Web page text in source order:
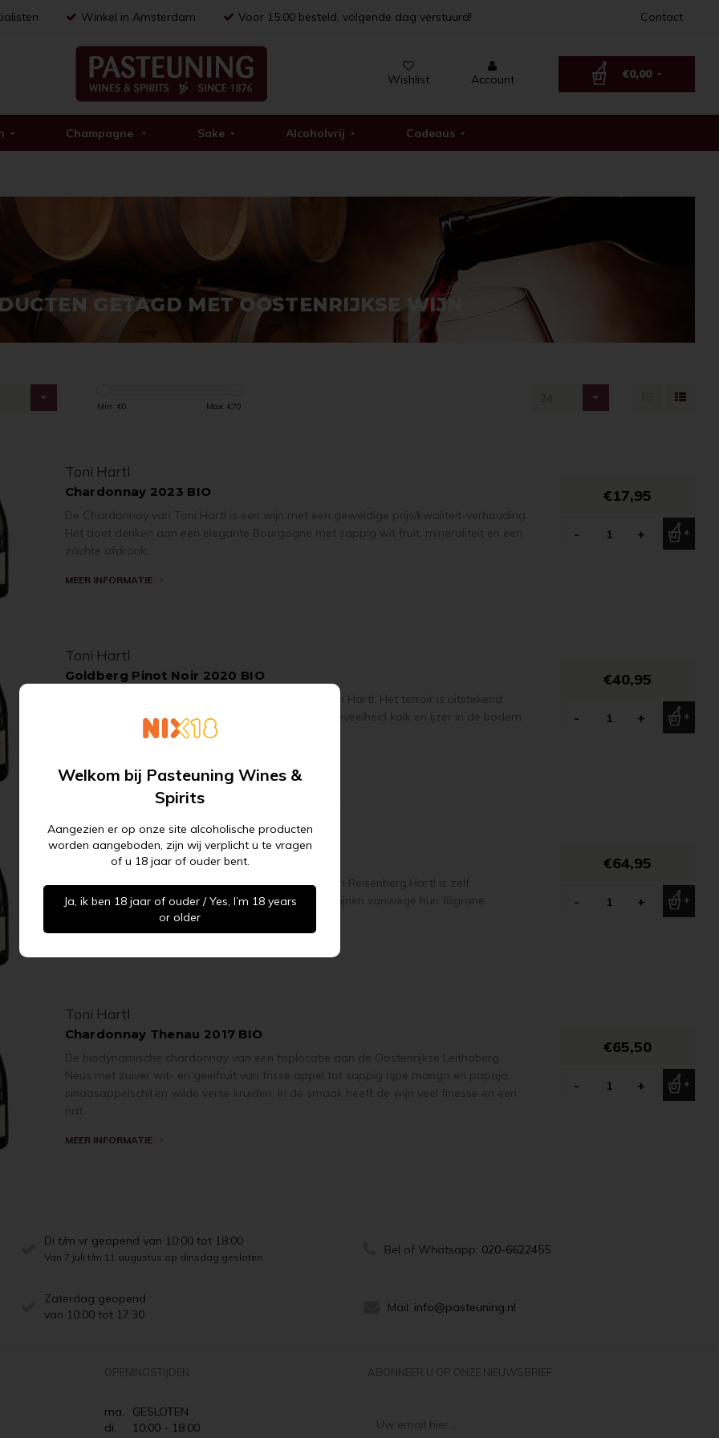
Abonneer u op onze
nieuwsbrief
hier ... ABONNEER
Welkom bij Pasteuning Wines &
Spirits
Aangezien er op onze site alcoholische producten
worden aangeboden, zijn wij verplicht u te vragen
of u 18 jaar of ouder bent.
Ja, ik ben 18 jaar of ouder / Yes, I’m 18 years
or older
Winkel in Amsterdam Voor 15:00 besteld, volgende dag verstuurd! Contact
Wishlist Account €0,00
Champagne Sake Alcoholvrij Cadeaus
GETAGD MET OOSTENRIJKSE WIJN
Min: €0 Max: €70
24
Toni Hartl
Chardonnay 2023 BIO
De Chardonnay van Toni Hartl is een wijn met een geweldige prijs/kwaliteit-verhouding.
Het doet denken aan een elegante Bourgogne met sappig wit fruit, mineraliteit en een
zachte afdronk.
MEER INFORMATIE
€17,95
- +
Toni Hartl
Goldberg Pinot Noir 2020 BIO
De Goldberg wordt beschouwd als de thuisbasis van Hartl. Het terroir is uitstekend
geschikt voor klasse pinot noir wijnen dankzij de hoeveelheid kalk en ijzer in de bodem
en de permanent verkoelende wind.
€40,95
- +
Toni Hartl
Reysenperg Pinot Noir 2018 BIO
Reysenperg is een ware grand cru op de Goldberg in Reisenberg.Hartl is zelf
gefascineerd door het niveau van de Reysenperg-wijnen vanwege hun filigrane
elegantie en complexiteit.
€64,95
- +
Toni Hartl
Chardonnay Thenau 2017 BIO
De biodynamische chardonnay van een toplocatie aan de Oostenrijkse Leithaberg.
Neus met zuiver wit- en geelfruit van frisse appel tot sappig rijpe mango en papaja,
sinaasappelschil,en wilde verse kruiden. In de smaak heeft de wijn veel finesse en een
nat
MEER INFORMATIE
€65,50
- +
Di t/m vr geopend van 10:00 tot 18:00
Van 7 juli t/m 11 augustus op dinsdag gesloten.
Bel of Whatsapp: 020-6622455
Zaterdag geopend
van 10:00 tot 17:30
Mail: info@pasteuning.nl
OPENINGSTIJDEN
ma.
GESLOTEN
di.
10:00 - 18:00
ABONNEER U OP ONZE NIEUWSBRIEF
Uw email hier ...